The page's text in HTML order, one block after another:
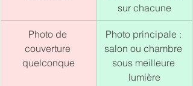
sur chacune
Photo de
couverture
quelconque
Photo principale :
salon ou chambre
sous meilleure
lumière